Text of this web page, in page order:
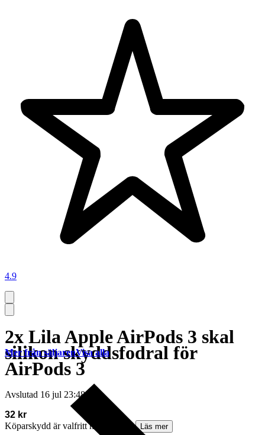
4.9
2x Lila Apple AirPods 3 skal
silikon skyddsfodral för
AirPods 3
Avslutad 16 jul 23:48
32 kr
Köparskydd är valfritt hos företag.
Läs mer
Mer från säljarenVisa alla